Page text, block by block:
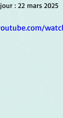
Géométrie
: 22 mars 2025